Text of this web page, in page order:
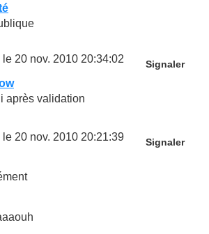
le 20 nov. 2010 20:34:02 Signaler
après validation
le 20 nov. 2010 20:21:39 Signaler